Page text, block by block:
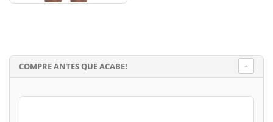
COMPRE ANTES QUE ACABE!